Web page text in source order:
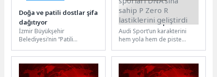
Doğa ve patili dostlar şifa
dağıtıyor
İzmir Büyükşehir
Belediyesi’nin “Patili
çocuklar ve aileleri,
hayvanlar ve bitkilerle
kurdukları bağ...
Pirelli, yeni Audi RS 5 ve
Audi RS 3 competition
limited modelleri için
motor sporları DNA’sına
sahip P Zero R
Audi Sport’un karakterini
hem yola hem de piste
Ingolstadt merkezli
markanın yeni...